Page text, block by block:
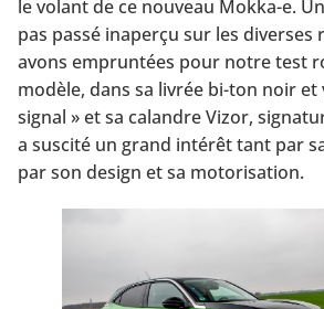
le volant de ce nouveau Mokka-e.
pas passé inaperçu sur les diverses
avons empruntées pour notre test
modèle, dans sa livrée bi-ton noir
signal » et sa calandre Vizor,
a suscité un grand intérêt tant par
par son design et sa motorisation.